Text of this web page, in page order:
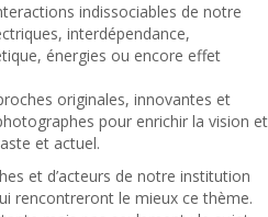
indissociables de notre
interdépendance,
énergies ou encore effet
originales, innovantes et
pour enrichir la vision et
et actuel.
et d’acteurs de notre institution
rencontreront le mieux ce thème.